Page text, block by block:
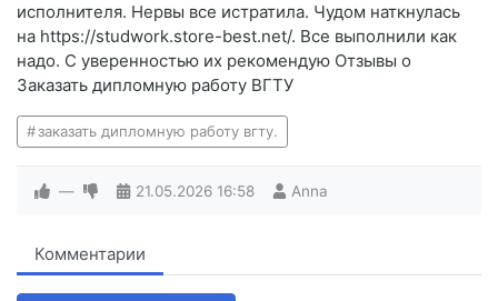
исполнителя. Нервы все истратила. Чудом наткнулась
на https://studwork.store-best.net/. Все выполнили как
надо. С уверенностью их рекомендую Отзывы о
Заказать дипломную работу ВГТУ
заказать дипломную работу вгту.
— 21.05.2026 16:58 Anna
Комментарии